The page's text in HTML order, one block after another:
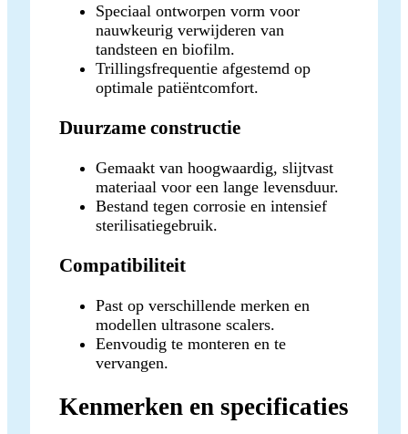
Speciaal ontworpen vorm voor
nauwkeurig verwijderen van
tandsteen en biofilm.
Trillingsfrequentie afgestemd op
optimale patiëntcomfort.
Duurzame constructie
Gemaakt van hoogwaardig, slijtvast
materiaal voor een lange levensduur.
Bestand tegen corrosie en intensief
sterilisatiegebruik.
Compatibiliteit
Past op verschillende merken en
modellen ultrasone scalers.
Eenvoudig te monteren en te
vervangen.
Kenmerken en specificaties